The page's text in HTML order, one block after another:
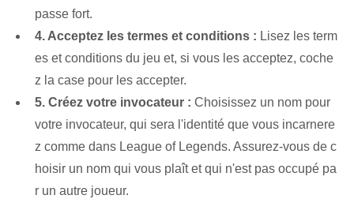
passe fort.
4. Acceptez les termes et conditions : Lisez les term
es et conditions du jeu et, si vous les acceptez, coche
z la case pour les accepter.
5. Créez votre invocateur : Choisissez un nom pour
votre invocateur, qui sera l'identité que vous incarnere
z comme dans League of Legends. Assurez-vous de c
hoisir un nom qui vous plaît et qui n'est pas occupé pa
r un autre joueur.